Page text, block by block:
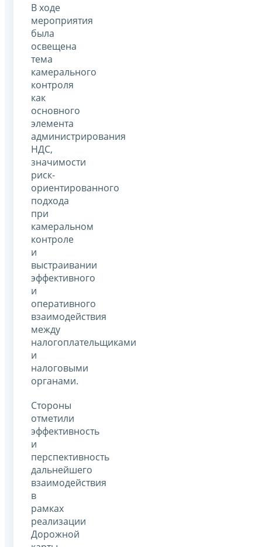
В ходе
мероприятия
была
освещена
тема
камерального
контроля
как
основного
элемента
администрирования
НДС,
значимости
риск-
ориентированного
подхода
при
камеральном
контроле
и
выстраивании
эффективного
и
оперативного
взаимодействия
между
налогоплательщиками
и
налоговыми
органами.
Стороны
отметили
эффективность
и
перспективность
дальнейшего
взаимодействия
в
рамках
реализации
Дорожной